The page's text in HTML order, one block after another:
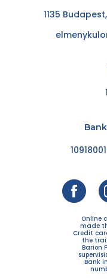
1135
Online
made
Credit
the
Barion
Bank